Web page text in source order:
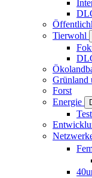
Tierwohl
Grünland
Forst
Energie